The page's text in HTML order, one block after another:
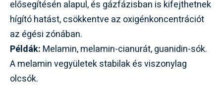
elősegítésén alapul, és gázfázisban is kifejthetnek
hígító hatást, csökkentve az oxigénkoncentrációt
az égési zónában.
Példák: Melamin, melamin-cianurát, guanidin-sók.
A melamin vegyületek stabilak és viszonylag
olcsók.